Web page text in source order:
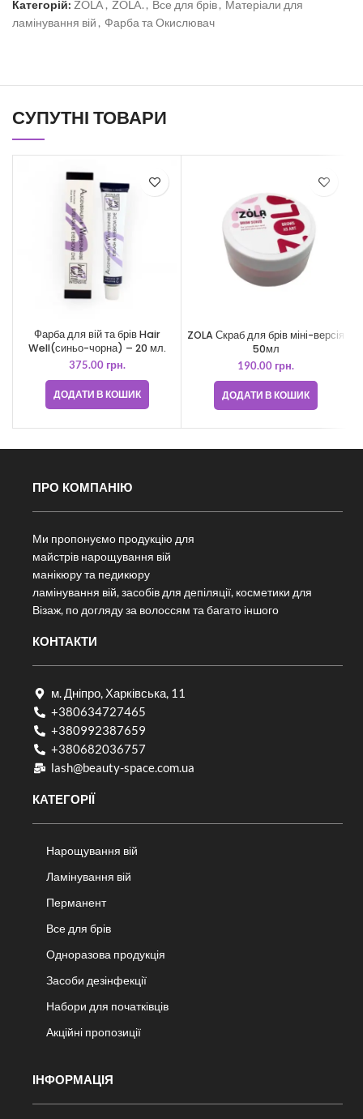
Категорій: ZOLA , ZOLA. , Все для брів, Матеріали для
ламінування вій , Фарба та Окислювач
СУПУТНІ ТОВАРИ
Фарба для вій та брів Hair
Well(синьо-чорна) – 20 мл.
375.00 грн.
ДОДАТИ В КОШИК
ZOLA Скраб для брів міні-версія
50мл
190.00 грн.
ДОДАТИ В КОШИК
ПРО КОМПАНІЮ
Ми пропонуємо продукцію для
майстрів нарощування вій
манікюру та педикюру
ламінування вій, засобів для депіляції, косметики для
Візаж, по догляду за волоссям та багато іншого
КОНТАКТИ
м. Дніпро, Харківська, 11
+380634727465
+380992387659
+380682036757​
lash@beauty-space.com.ua
КАТЕГОРІЇ
Нарощування вій
Ламінування вій
Перманент
Все для брів
Одноразова продукція
Засоби дезінфекції
Набори для початківців
Акційні пропозиції
ІНФОРМАЦІЯ